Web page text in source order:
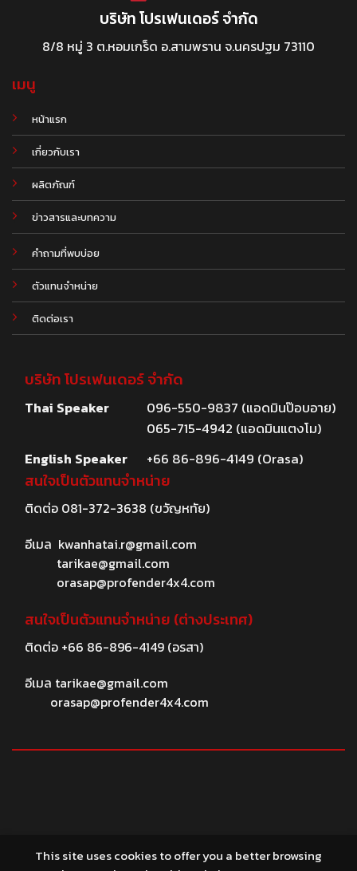
บริษัท โปรเฟนเดอร์ จำกัด
8/8 หมู่ 3 ต.หอมเกร็ด อ.สามพราน จ.นครปฐม 73110
เมนู
หน้าแรก
เกี่ยวกับเรา
ผลิตภัณฑ์
ข่าวสารและบทความ
.
คำถามที่พบบ่อย
ตัวแทนจำหน่าย
ติดต่อเรา
บริษัท โปรเฟนเดอร์ จำกัด
Thai Speaker
096-550-9837 (แอดมินป๊อบอาย)
065-715-4942 (แอดมินแตงโม)
English Speaker
+66 86-896-4149 (Orasa)
สนใจเป็นตัวแทนจำหน่าย
ติดต่อ 081-372-3638 (ขวัญหทัย)
อีเมล kwanhatai.r@gmail.com
tarikae@gmail.com
orasap@profender4x4.com
สนใจเป็นตัวแทนจำหน่าย (ต่างประเทศ)
ติดต่อ +66 86-896-4149(อรสา)
อีเมล tarikae@gmail.com
orasap@profender4x4.com
This site uses cookies to offer you a better browsing